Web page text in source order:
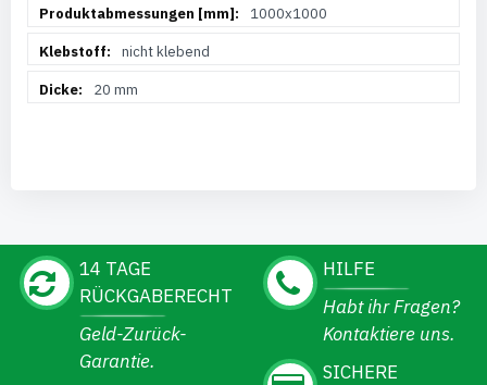
1000x1000
nicht klebend
20 mm
14 TAGE
RÜCKGABERECHT
Geld-Zurück-
Garantie.
HILFE
Habt ihr Fragen?
Kontaktiere uns.
SICHERE